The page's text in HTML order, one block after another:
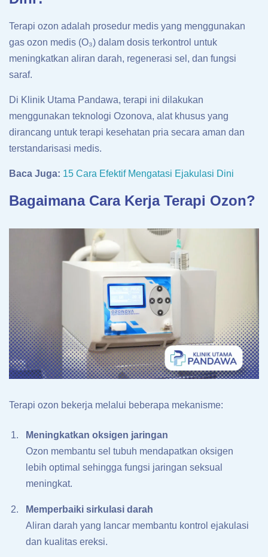
Terapi ozon adalah prosedur medis yang menggunakan
gas ozon medis (O₃) dalam dosis terkontrol untuk
meningkatkan aliran darah, regenerasi sel, dan fungsi
saraf.
Di Klinik Utama Pandawa, terapi ini dilakukan
menggunakan teknologi Ozonova, alat khusus yang
dirancang untuk terapi kesehatan pria secara aman dan
terstandarisasi medis.
Baca Juga: 15 Cara Efektif Mengatasi Ejakulasi Dini
Bagaimana Cara Kerja Terapi Ozon?
Terapi ozon bekerja melalui beberapa mekanisme:
Meningkatkan oksigen jaringan
Ozon membantu sel tubuh mendapatkan oksigen
lebih optimal sehingga fungsi jaringan seksual
meningkat.
Memperbaiki sirkulasi darah
Aliran darah yang lancar membantu kontrol ejakulasi
dan kualitas ereksi.